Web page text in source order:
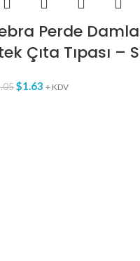
Perde
Çıta Tıpası –
$1.63 + KDV